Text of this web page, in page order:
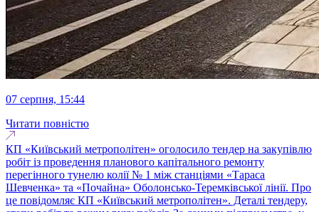
07 серпня, 15:44
Читати повністю
КП «Київський метрополітен» оголосило тендер на закупівлю
робіт із проведення планового капітального ремонту
перегінного тунелю колії № 1 між станціями «Тараса
Шевченка» та «Почайна» Оболонсько-Теремківської лінії. Про
це повідомляє КП «Київський метрополітен». Деталі тендеру,